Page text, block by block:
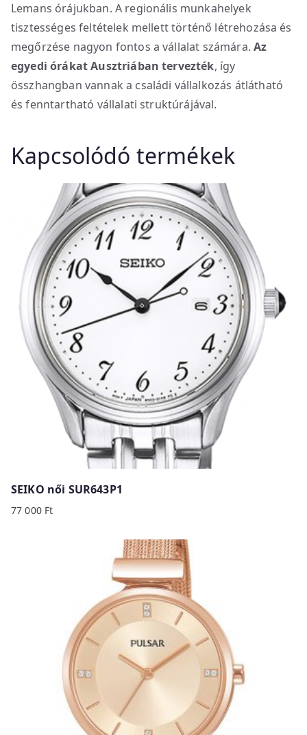
Lemans órájukban. A regionális munkahelyek
tisztességes feltételek mellett történő létrehozása és
megőrzése nagyon fontos a vállalat számára.Az
egyedi órákat Ausztriában tervezték, így
összhangban vannak a családi vállalkozás átlátható
és fenntartható vállalati struktúrájával.
Kapcsolódó termékek
SEIKO női SUR643P1
77 000 Ft